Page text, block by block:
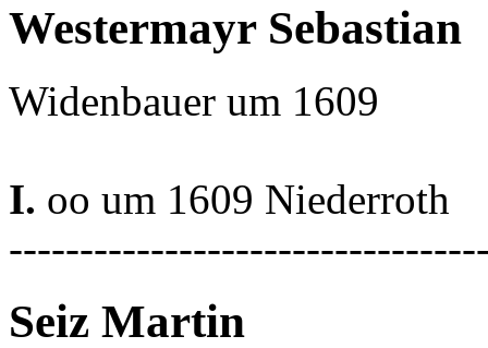
Westermayr Sebastian
Widenbauer um 1609
I. oo um 1609 Niederroth
Seiz Martin